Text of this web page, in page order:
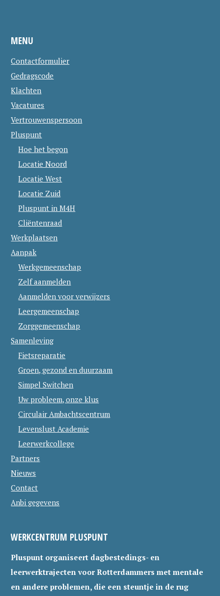
MENU
Contactformulier
Gedragscode
Klachten
Vacatures
Vertrouwenspersoon
Pluspunt
Hoe het begon
Locatie Noord
Locatie West
Locatie Zuid
Pluspunt in M4H
Cliëntenraad
Werkplaatsen
Aanpak
Werkgemeenschap
Zelf aanmelden
Aanmelden voor verwijzers
Leergemeenschap
Zorggemeenschap
Samenleving
Fietsreparatie
Groen, gezond en duurzaam
Simpel Switchen
Uw probleem, onze klus
Circulair Ambachtscentrum
Levenslust Academie
Leerwerkcollege
Partners
Nieuws
Contact
Anbi gegevens
WERKCENTRUM PLUSPUNT
Pluspunt organiseert dagbestedings- en
leerwerktrajecten voor Rotterdammers met mentale
en andere problemen, die een steuntje in de rug